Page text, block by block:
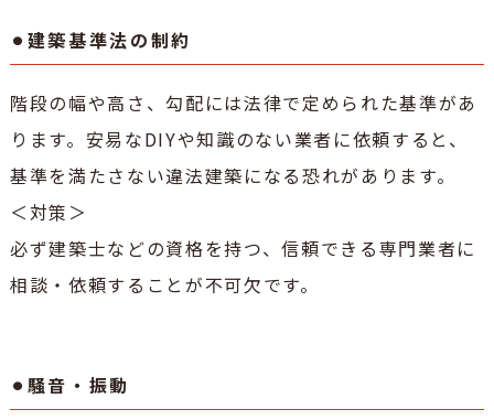
⚫︎建築基準法の制約
階段の幅や高さ、勾配には法律で定められた基準があ
ります。安易なDIYや知識のない業者に依頼すると、
基準を満たさない違法建築になる恐れがあります。
＜対策＞
必ず建築士などの資格を持つ、信頼できる専門業者に
相談・依頼することが不可欠です。
⚫︎騒音・振動